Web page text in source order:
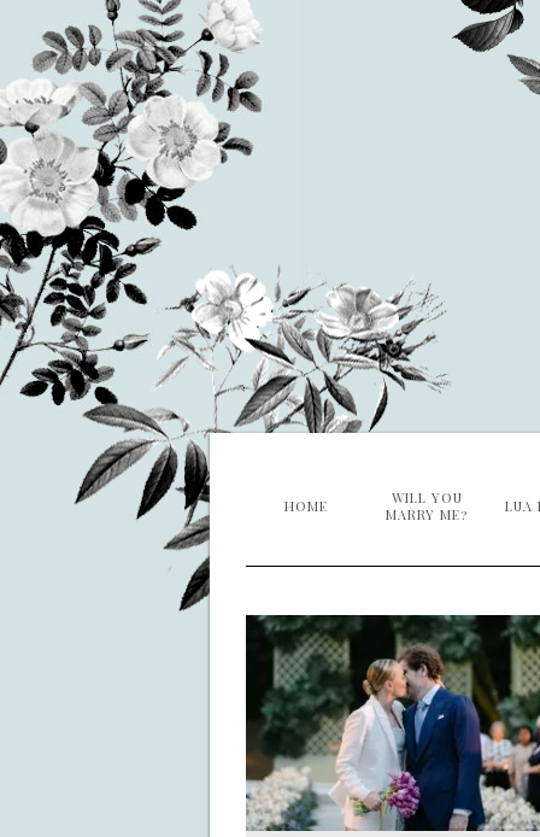
HOME
WILL YOU
MARRY ME?
LUA